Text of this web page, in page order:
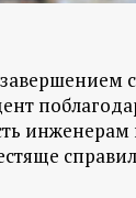
инженерам